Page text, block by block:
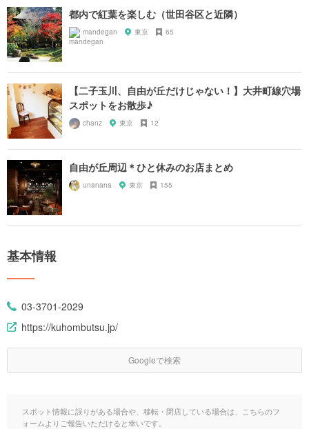
都内で紅葉を楽しむ（世田谷区と近隣）
mandegan 東京 65
【二子玉川、自由が丘だけじゃない！】大井町線穴場
スポットをお散歩♪
chanz 東京 12
自由が丘周辺＊ひと休みのお店まとめ
unanana 東京 155
基本情報
03-3701-2029
https://kuhombutsu.jp/
Googleで検索
スポット情報に誤りがある場合や、移転・閉店している場合は、こちらのフ
ォームよりご報告いただけると幸いです。